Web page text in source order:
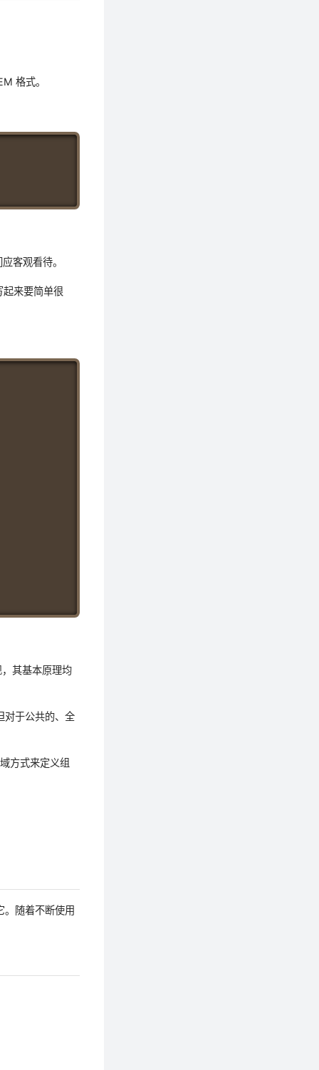
格式。
客观看待。
来要简单很
其基本原理均
对于公共的、全
方式来定义组
。随着不断使用